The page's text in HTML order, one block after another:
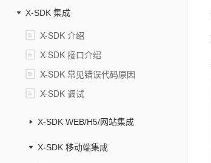
X-SDK 集成
X-SDK 介绍
X-SDK 接口介绍
X-SDK 常见错误代码原因
X-SDK 调试
X-SDK WEB/H5/网站集成
X-SDK 移动端集成